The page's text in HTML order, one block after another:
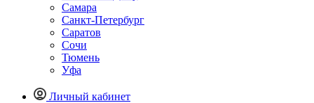
Самара
Санкт-Петербург
Саратов
Сочи
Тюмень
Уфа
Личный кабинет